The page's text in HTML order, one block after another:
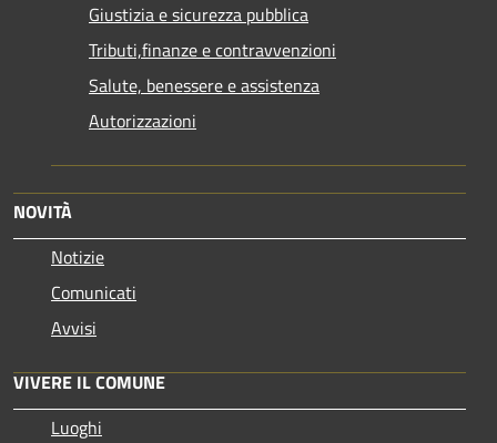
Giustizia e sicurezza pubblica
Tributi,finanze e contravvenzioni
Salute, benessere e assistenza
Autorizzazioni
NOVITÀ
Notizie
Comunicati
Avvisi
VIVERE IL COMUNE
Luoghi